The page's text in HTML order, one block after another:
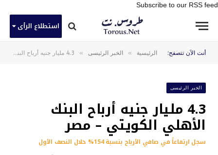
Subscribe to our RSS feed
استطلاع الرأى
أنت الآن تتصفح: الرئيسية » الخبر الرئيسى » 4.3 مليار جنيه أرباح البنك الأهلي الكويتي – مصر
الخبر الرئيسى
4.3 مليار جنيه أرباح البنك
الأهلي الكويتي – مصر
سجل ارتفاعاً في صافي الأرباح بنسبة 154% خلال النصف الأول